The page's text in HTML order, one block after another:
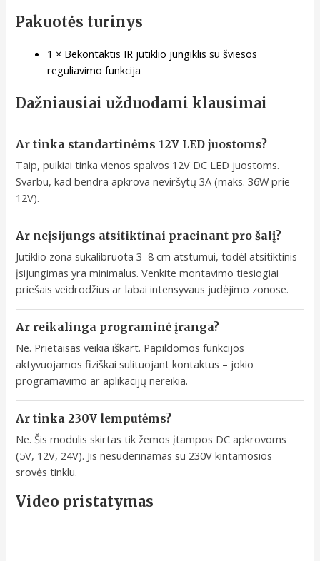
Pakuotės turinys
1 × Bekontaktis IR jutiklio jungiklis su šviesos
reguliavimo funkcija
Dažniausiai užduodami klausimai
Ar tinka standartinėms 12V LED juostoms?
Taip, puikiai tinka vienos spalvos 12V DC LED juostoms.
Svarbu, kad bendra apkrova neviršytų 3A (maks. 36W prie
12V).
Ar neįsijungs atsitiktinai praeinant pro šalį?
Jutiklio zona sukalibruota 3–8 cm atstumui, todėl atsitiktinis
įsijungimas yra minimalus. Venkite montavimo tiesiogiai
priešais veidrodžius ar labai intensyvaus judėjimo zonose.
Ar reikalinga programinė įranga?
Ne. Prietaisas veikia iškart. Papildomos funkcijos
aktyvuojamos fiziškai sulituojant kontaktus – jokio
programavimo ar aplikacijų nereikia.
Ar tinka 230V lemputėms?
Ne. Šis modulis skirtas tik žemos įtampos DC apkrovoms
(5V, 12V, 24V). Jis nesuderinamas su 230V kintamosios
srovės tinklu.
Video pristatymas